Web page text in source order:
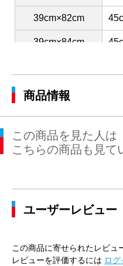
39cm×82cm
39cm×84cm
41cm×82cm
41cm×84cm
41cm×86cm
43cm×84cm
43cm×86cm
45cm×86cm
商品情報
この商品を見た人は
こちらの商品も見て
ユーザーレビュー
この商品に寄せられたレビュ
レビューを評価するには ログ